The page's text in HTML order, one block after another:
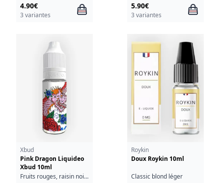
4.90€
3 variantes
5.90€
3 variantes
Xbud
Pink Dragon Liquideo
Xbud 10ml
Fruits rouges, raisin noir, anis, eucalyptus
Roykin
Doux Roykin 10ml
Classic blond léger